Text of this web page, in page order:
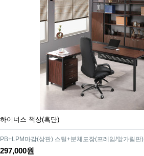
하이너스 책상(흑단)
PB+LPM마감(상판) 스틸+분체도장(프레임/앞가림판)
297,000원